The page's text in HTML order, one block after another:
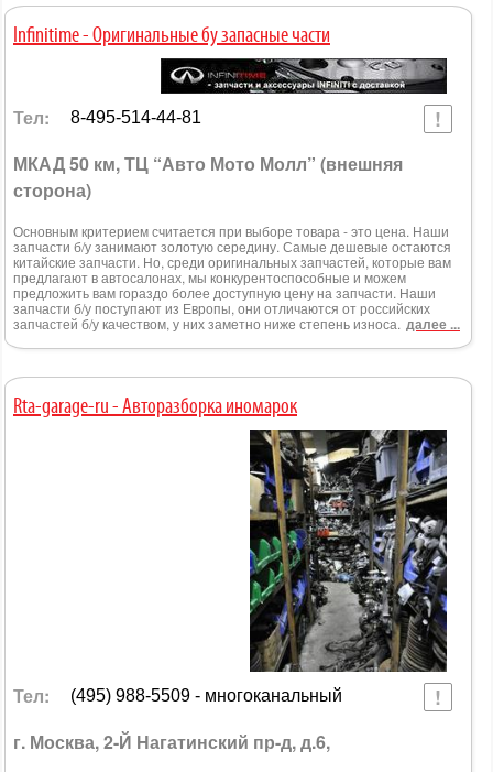
Infinitime - Оригинальные бу запаcные части
Тел: 8-495-514-44-81
МКАД 50 км, ТЦ “Авто Мото Молл” (внешняя
сторона)
Основным критерием считается при выборе товара - это цена. Наши
запчасти б/у занимают золотую середину. Самые дешевые остаются
китайские запчасти. Но, среди оригинальных запчастей, которые вам
предлагают в автосалонах, мы конкурентоспособные и можем
предложить вам гораздо более доступную цену на запчасти. Наши
запчасти б/у поступают из Европы, они отличаются от российских
запчастей б/у качеством, у них заметно ниже степень износа. далее ...
Rta-garage-ru - Авторазборка иномарок
Тел: (495) 988-5509 - многоканальный
г. Москва, 2-Й Нагатинский пр-д, д.6,